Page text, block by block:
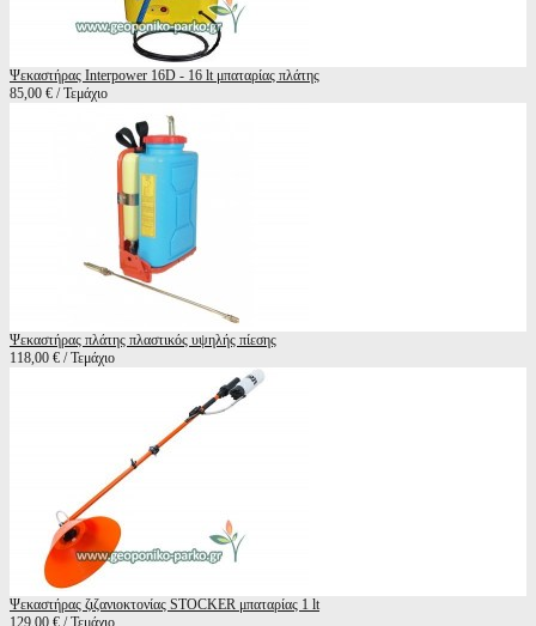
Ψεκαστήρας Interpower 16D - 16 lt μπαταρίας πλάτης
85,00 € / Τεμάχιο
Ψεκαστήρας πλάτης πλαστικός υψηλής πίεσης
118,00 € / Τεμάχιο
Ψεκαστήρας ζιζανιοκτονίας STOCKER μπαταρίας 1 lt
129,00 € / Τεμάχιο